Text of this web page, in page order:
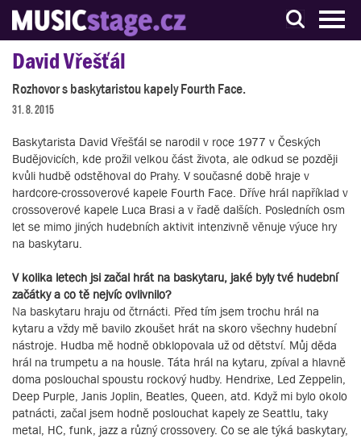
S muzikanty pro muzikanty
David Vřešťál
Rozhovor s baskytaristou kapely Fourth Face.
31. 8. 2015
Baskytarista David Vřešťál se narodil v roce 1977 v Českých
Budějovicích, kde prožil velkou část života, ale odkud se později
kvůli hudbě odstěhoval do Prahy. V současné době hraje v
hardcore-crossoverové kapele Fourth Face. Dříve hrál například v
crossoverové kapele Luca Brasi a v řadě dalších. Posledních osm
let se mimo jiných hudebních aktivit intenzivně věnuje výuce hry
na baskytaru.
V kolika letech jsi začal hrát na baskytaru, jaké byly tvé hudební
začátky a co tě nejvíc ovlivnilo?
Na baskytaru hraju od čtrnácti. Před tím jsem trochu hrál na
kytaru a vždy mě bavilo zkoušet hrát na skoro všechny hudební
nástroje. Hudba mě hodně obklopovala už od dětství. Můj děda
hrál na trumpetu a na housle. Táta hrál na kytaru, zpíval a hlavně
doma poslouchal spoustu rockový hudby. Hendrixe, Led Zeppelin,
Deep Purple, Janis Joplin, Beatles, Queen, atd. Když mi bylo okolo
patnácti, začal jsem hodně poslouchat kapely ze Seattlu, taky
metal, HC, funk, jazz a různý crossovery. Co se ale týká baskytary,